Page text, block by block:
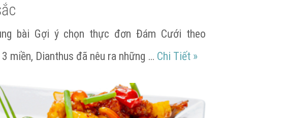
Miền Nam ngon miệng hấp dẫn
bài Gợi ý chọn thực đơn Đám Cưới theo
miền, Dianthus đã nêu ra những … Chi Tiết Mẫu thực đơn Đám
»